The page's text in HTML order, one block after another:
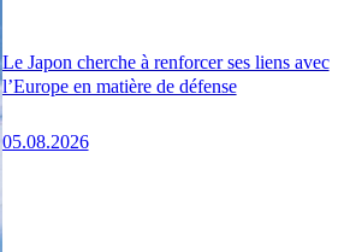
Le Japon cherche à renforcer ses liens avec
l’Europe en matière de défense
05.08.2026